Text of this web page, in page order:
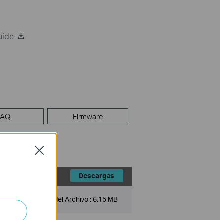
Firmware
Descargas
Tamaño del Archivo : 6.15 MB
Close